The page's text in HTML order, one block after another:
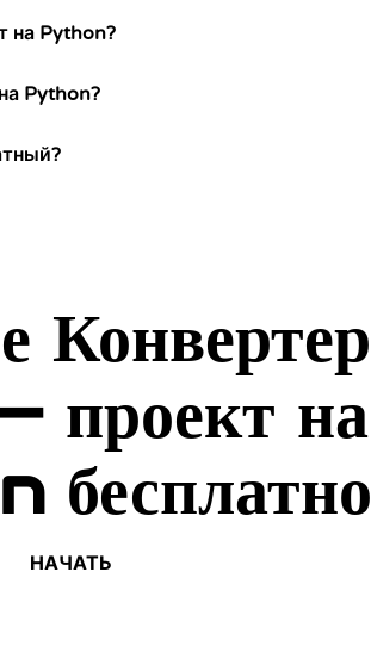
на Python?
Python?
Конвертер
проект на
НАЧАТЬ